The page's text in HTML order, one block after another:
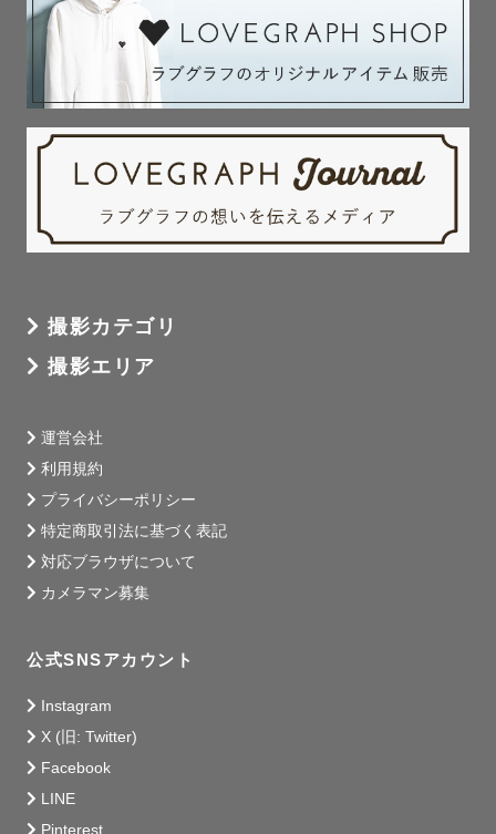
撮影カテゴリ
撮影エリア
運営会社
利用規約
プライバシーポリシー
特定商取引法に基づく表記
対応ブラウザについて
カメラマン募集
公式SNSアカウント
Instagram
X (旧: Twitter)
Facebook
LINE
Pinterest